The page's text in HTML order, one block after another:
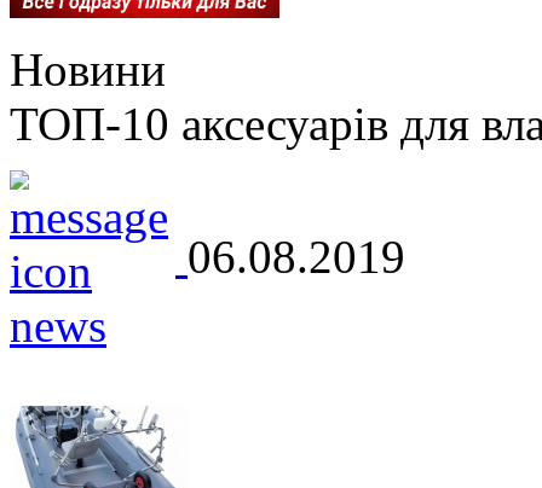
Новини
ТОП-10 аксесуарів для
06.08.2019